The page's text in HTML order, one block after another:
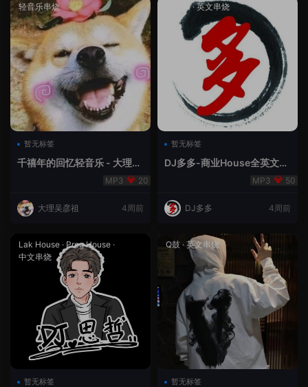
轻音乐串烧
暂无标签
千禧年的回忆轻音乐 - 大理吴
20
大理吴彦祖 4周前
House·英文串烧
暂无标签
DJ多多-商业House全英文经
50
DJ多多 4周前
Lak House · Prog House ·
中文串烧
暂无标签
Q鼓 · 英文串烧
暂无标签